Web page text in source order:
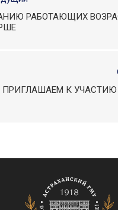
РАБОТАЮЩИХ
ПРИГЛАШАЕМ К